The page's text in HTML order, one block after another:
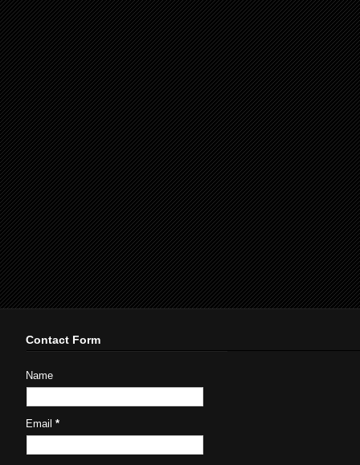
Contact Form
Name
Email*